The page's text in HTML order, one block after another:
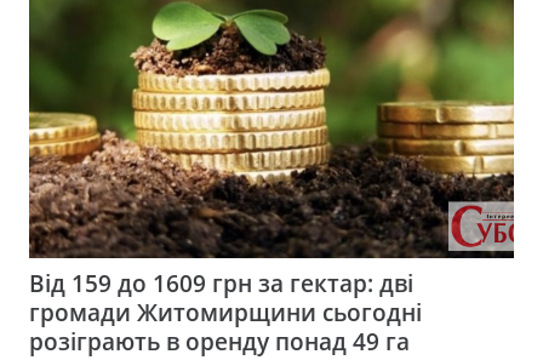
Від 159 до 1609 грн за гектар: дві
громади Житомирщини сьогодні
розіграють в оренду понад 49 га